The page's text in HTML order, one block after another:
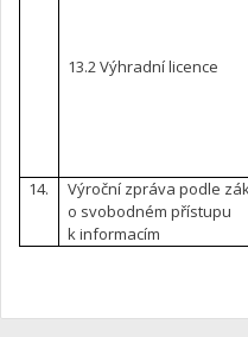
13.2 Výhradní licence
14.
Výroční zpráva podle
o svobodném přístupu
k informacím